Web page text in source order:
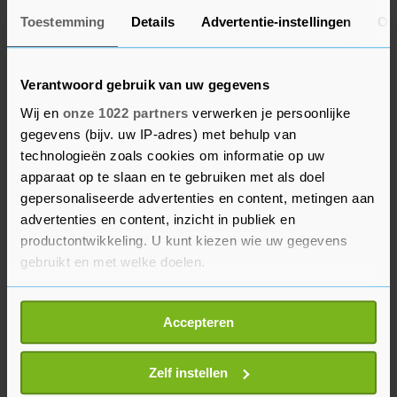
Toestemming Details Advertentie-instellingen
Verantwoord gebruik van uw gegevens
Wij en onze 1022 partners verwerken je persoonlijke
gegevens (bijv. uw IP-adres) met behulp van
technologieën zoals cookies om informatie op uw
apparaat op te slaan en te gebruiken met als doel
gepersonaliseerde advertenties en content, metingen aan
advertenties en content, inzicht in publiek en
productontwikkeling. U kunt kiezen wie uw gegevens
gebruikt en met welke doelen.
Als u het toestaat, willen we ook graag:
Informatie verzamelen over uw geografische
locatie, die tot een paar meter nauwkeurig kan zijn
Uw apparaat identificeren door het actief te
scannen op specifieke eigenschappen (fingerprinting)
Accepteren
Zelf instellen
Net als de schilder Edward Hopper en fotografen
uit de jaren zestig zoals Larry Sultan en William
Eggleston, benut Oosteweeghel het contrast
tussen licht en donker. Het licht lijkt ook vaak
van buiten de afbeelding te komen, hetgeen ook
weer doet denken aan bepaalde 17e-eeuwse
schilderijen, aldus de Fundatie.
Het werk over slapeloosheid verschijnt eveneens
in boekvorm, met interviews met de slapelozen
door Carlijn Vis. Bij de foto's op zaal komen korte
teksten.
De tentoonstelling gaat duren tot en met 5 mei.